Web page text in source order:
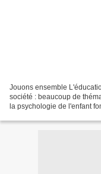
Jouons ensemble
société : beaucoup de
la psychologie de l'enfant